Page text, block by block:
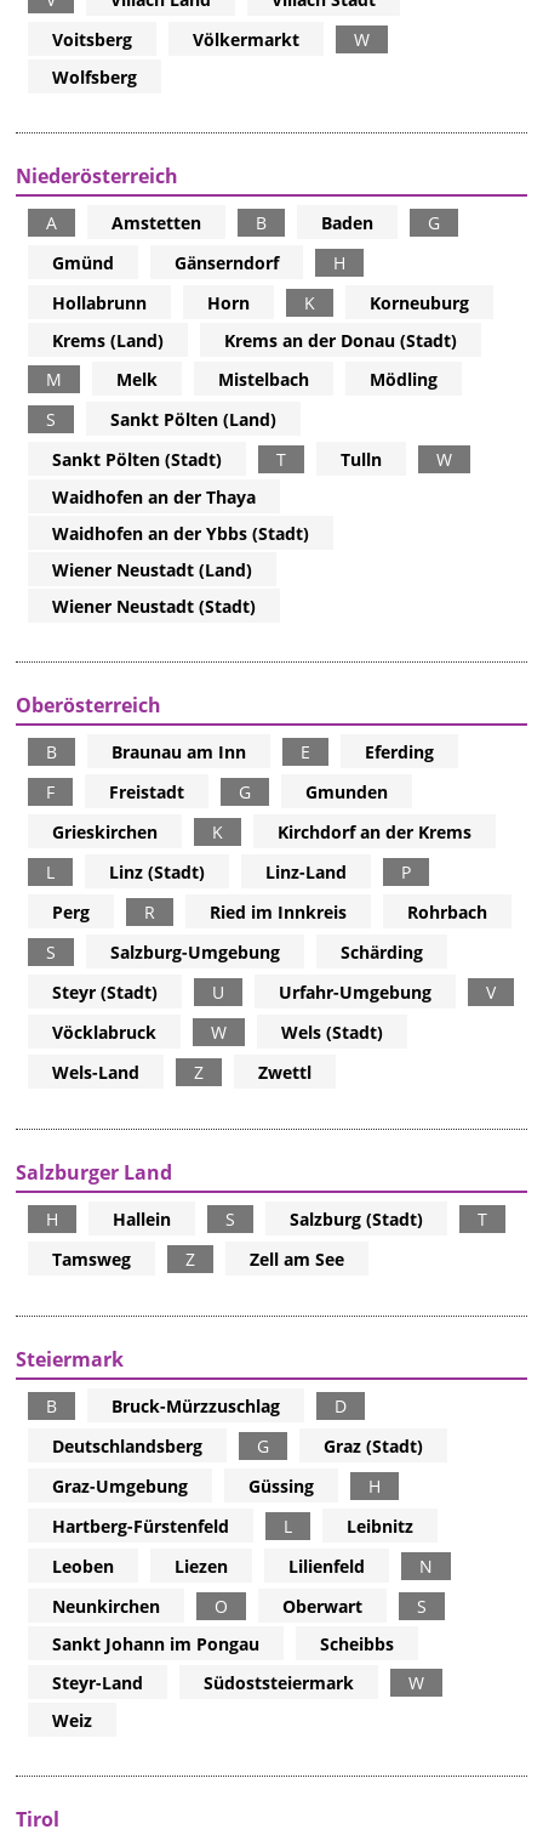
Voitsberg
Völkermarkt
W
Wolfsberg
Niederösterreich
A Amstetten B Baden
G
Gmünd
Gänserndorf
H
Hollabrunn
Horn K
Korneuburg
Krems (Land)
Krems an der Donau (Stadt)
M
Melk Mistelbach
Mödling
S
Sankt Pölten (Land)
Sankt Pölten (Stadt)
T Tulln
W
Waidhofen an der Thaya
Waidhofen an der Ybbs (Stadt)
Wiener Neustadt (Land)
Wiener Neustadt (Stadt)
Oberösterreich
B Braunau am Inn E
Eferding
F
Freistadt G
Gmunden
Grieskirchen
K
Kirchdorf an der Krems
L
Linz (Stadt) Linz-Land
P
Perg
R Ried im Innkreis
Rohrbach
S
Salzburg-Umgebung
Schärding
Steyr (Stadt)
U Urfahr-Umgebung
V
Vöcklabruck
W
Wels (Stadt)
Wels-Land
Z Zwettl
Salzburger Land
H Hallein S Salzburg (Stadt)
T
Tamsweg
Z Zell am See
Steiermark
B Bruck-Mürzzuschlag
D
Deutschlandsberg
G
Graz (Stadt)
Graz-Umgebung
Güssing
H
Hartberg-Fürstenfeld
L
Leibnitz
Leoben
Liezen Lilienfeld
N
Neunkirchen
O Oberwart
S
Sankt Johann im Pongau
Scheibbs
Steyr-Land
Südoststeiermark
W
Weiz
Tirol